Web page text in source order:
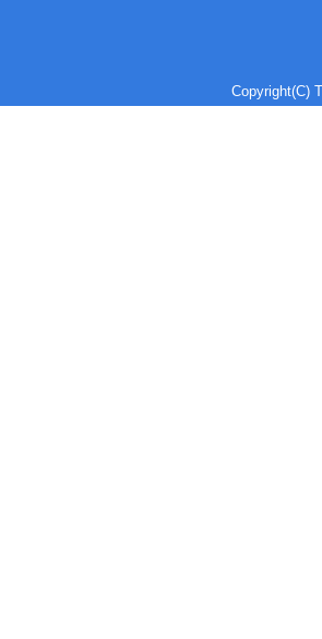
Copyright(C)